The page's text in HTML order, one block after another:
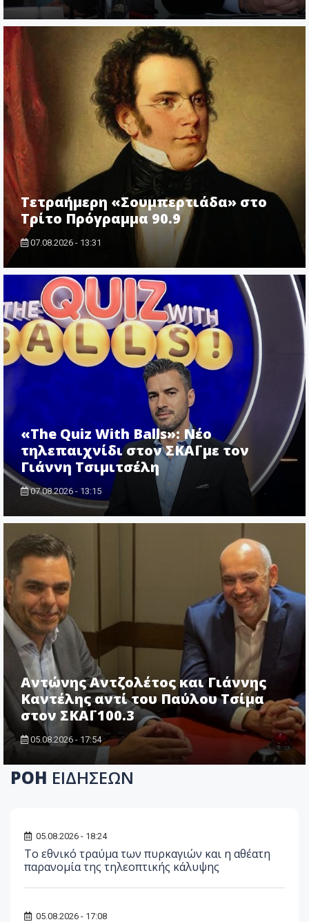
Τετραήμερη «Σουμπερτιάδα» στο
Τρίτο Πρόγραμμα 90.9
07.08.2026 - 13:31
«The Quiz With Balls»: Νέο
τηλεπαιχνίδι στον ΣΚΑΪ με τον
Γιάννη Τσιμιτσέλη
07.08.2026 - 13:15
Αντώνης Αντζολέτος και Γιάννης
Καντέλης αντί του Παύλου Τσίμα
στον ΣΚΑΪ 100.3
05.08.2026 - 17:54
ΡΟΗ ΕΙΔΗΣΕΩΝ
05.08.2026 - 18:24
Το εθνικό τραύμα των πυρκαγιών και η αθέατη
παρανομία της τηλεοπτικής κάλυψης
05.08.2026 - 17:08